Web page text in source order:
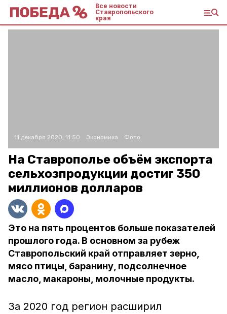
Все новости
Ставропольского
края
11 декабря 2020, 11:50 Экономика Фото:
На Ставрополье объём экспорта
сельхозпродукции достиг 350
миллионов долларов
Это на пять процентов больше показателей
прошлого года. В основном за рубеж
Ставропольский край отправляет зерно,
мясо птицы, баранину, подсолнечное
масло, макароны, молочные продукты.
За 2020 год регион расширил